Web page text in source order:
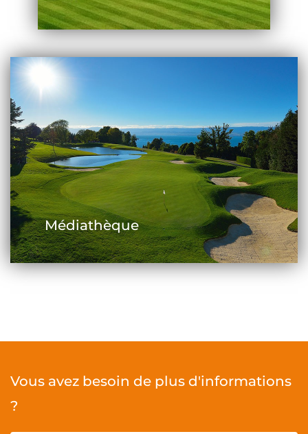
Médiathèque
Vous avez besoin de plus d'informations
?